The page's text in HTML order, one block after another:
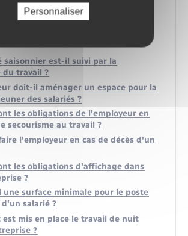
peut-il être dispensé de la visite
d'embauche ?
saisonnier est-il suivi par la
du travail ?
doit-il aménager un espace pour la
des salariés ?
les obligations de l'employeur en
secourisme au travail ?
l'employeur en cas de décès d'un
les obligations d'affichage dans
?
une surface minimale pour le poste
salarié ?
est mis en place le travail de nuit
?
Personnaliser